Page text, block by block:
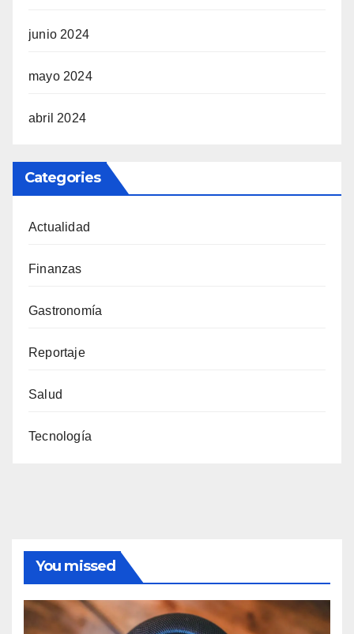
junio 2024
mayo 2024
abril 2024
Categories
Actualidad
Finanzas
Gastronomía
Reportaje
Salud
Tecnología
You missed